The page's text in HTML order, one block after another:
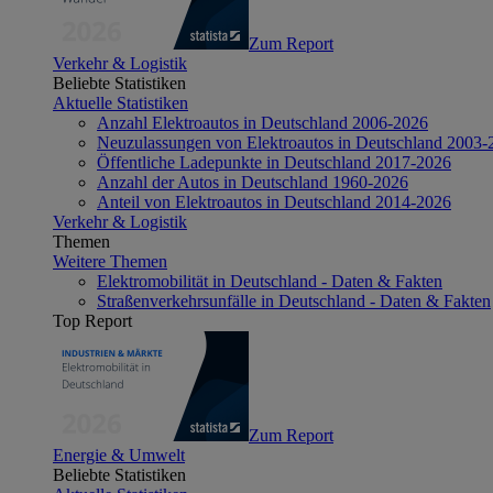
Zum Report
Verkehr & Logistik
Beliebte Statistiken
Aktuelle Statistiken
Anzahl Elektroautos in Deutschland 2006-2026
Neuzulassungen von Elektroautos in Deutschland 2003-
Öffentliche Ladepunkte in Deutschland 2017-2026
Anzahl der Autos in Deutschland 1960-2026
Anteil von Elektroautos in Deutschland 2014-2026
Verkehr & Logistik
Themen
Weitere Themen
Elektromobilität in Deutschland - Daten & Fakten
Straßenverkehrsunfälle in Deutschland - Daten & Fakten
Top Report
Zum Report
Energie & Umwelt
Beliebte Statistiken